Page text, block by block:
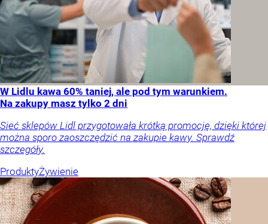
W Lidlu kawa 60% taniej, ale pod tym warunkiem.
Na zakupy masz tylko 2 dni
Sieć sklepów Lidl przygotowała krótką promocję, dzięki której
można sporo zaoszczędzić na zakupie kawy. Sprawdź
szczegóły.
ProduktyŻywienie